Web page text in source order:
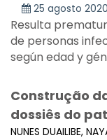
25 agosto 2020
Resulta
de personas
según edad y
Construção
dossiês do
NUNES DUAILIBE,